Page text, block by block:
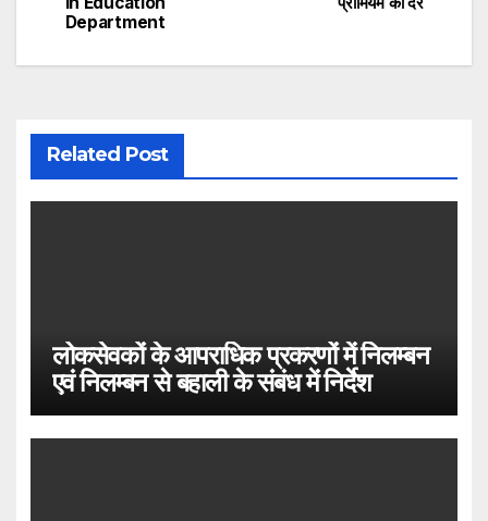
navigation
Department
Related Post
लोकसेवकों के आपराधिक प्रकरणों में निलम्बन
एवं निलम्बन से बहाली के संबंध में निर्देश